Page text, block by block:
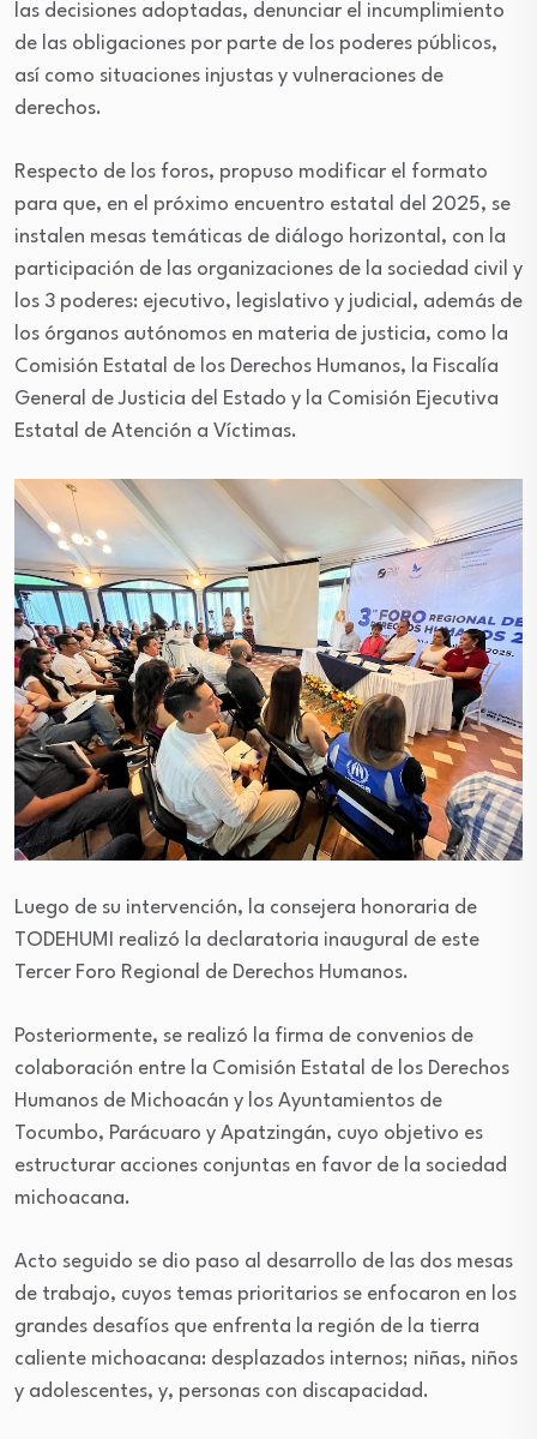
las decisiones adoptadas, denunciar el incumplimiento
de las obligaciones por parte de los poderes públicos,
así como situaciones injustas y vulneraciones de
derechos.
Respecto de los foros, propuso modificar el formato
para que, en el próximo encuentro estatal del 2025, se
instalen mesas temáticas de diálogo horizontal, con la
participación de las organizaciones de la sociedad civil y
los 3 poderes: ejecutivo, legislativo y judicial, además de
los órganos autónomos en materia de justicia, como la
Comisión Estatal de los Derechos Humanos, la Fiscalía
General de Justicia del Estado y la Comisión Ejecutiva
Estatal de Atención a Víctimas.
Luego de su intervención, la consejera honoraria de
TODEHUMI realizó la declaratoria inaugural de este
Tercer Foro Regional de Derechos Humanos.
Posteriormente, se realizó la firma de convenios de
colaboración entre la Comisión Estatal de los Derechos
Humanos de Michoacán y los Ayuntamientos de
Tocumbo, Parácuaro y Apatzingán, cuyo objetivo es
estructurar acciones conjuntas en favor de la sociedad
michoacana.
Acto seguido se dio paso al desarrollo de las dos mesas
de trabajo, cuyos temas prioritarios se enfocaron en los
grandes desafíos que enfrenta la región de la tierra
caliente michoacana: desplazados internos; niñas, niños
y adolescentes, y, personas con discapacidad.